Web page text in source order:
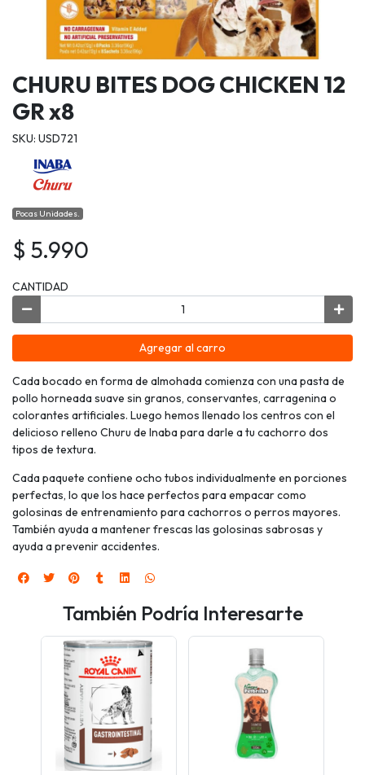
CHURU BITES DOG CHICKEN 12
GR x8
SKU: USD721
Pocas Unidades.
$ 5.990
CANTIDAD
Agregar al carro
Cada bocado en forma de almohada comienza con una pasta de
pollo horneada suave sin granos, conservantes, carragenina o
colorantes artificiales. Luego hemos llenado los centros con el
delicioso relleno Churu de Inaba para darle a tu cachorro dos
tipos de textura.
Cada paquete contiene ocho tubos individualmente en porciones
perfectas, lo que los hace perfectos para empacar como
golosinas de entrenamiento para cachorros o perros mayores.
También ayuda a mantener frescas las golosinas sabrosas y
ayuda a prevenir accidentes.
También Podría Interesarte